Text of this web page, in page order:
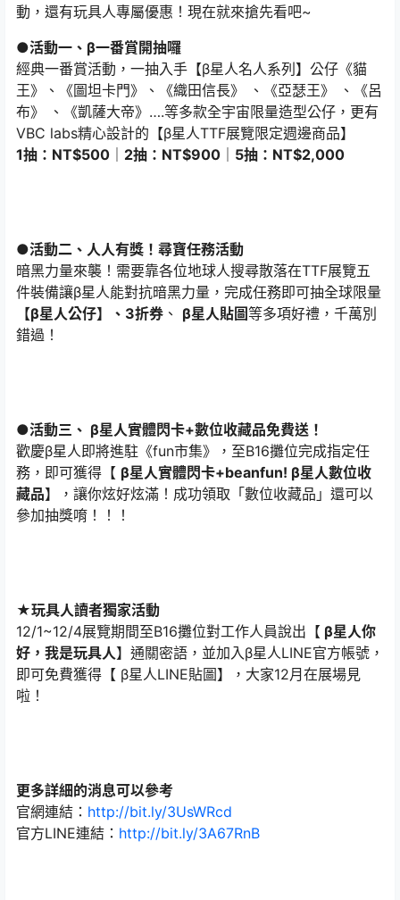
動，還有玩具人專屬優惠！現在就來搶先看吧~
●活動一、β一番賞開抽囉
經典一番賞活動，一抽入手【β星人名人系列】公仔《貓
王》、《圖坦卡門》、《織田信長》 、《亞瑟王》 、《呂
布》 、《凱薩大帝》….等多款全宇宙限量造型公仔，更有
VBC labs精心設計的【β星人TTF展覽限定週邊商品】
1抽：NT$500｜2抽：NT$900｜5抽：NT$2,000
●活動二、人人有獎！尋寶任務活動
暗黑力量來襲！需要靠各位地球人搜尋散落在TTF展覽五
件裝備讓β星人能對抗暗黑力量，完成任務即可抽全球限量
【β星人公仔】、3折券 、 β星人貼圖等多項好禮，千萬別
錯過！
●活動三、 β星人實體閃卡+數位收藏品免費送！
歡慶β星人即將進駐《fun市集》，至B16攤位完成指定任
務，即可獲得【 β星人實體閃卡+beanfun! β星人數位收
藏品】，讓你炫好炫滿！成功領取「數位收藏品」還可以
參加抽獎唷！！！
★玩具人讀者獨家活動
12/1~12/4展覽期間至B16攤位對工作人員說出【 β星人你
好，我是玩具人】通關密語，並加入β星人LINE官方帳號，
即可免費獲得【 β星人LINE貼圖】，大家12月在展場見
啦！
更多詳細的消息可以參考
官網連結： http://bit.ly/3UsWRcd
官方LINE連結： http://bit.ly/3A67RnB